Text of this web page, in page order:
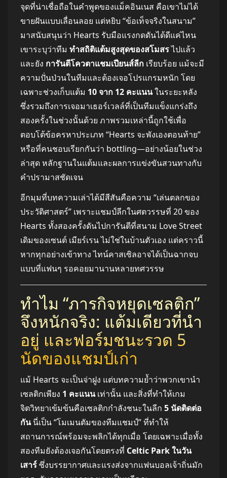
จุดที่น่าเชื่อถือในคำพูดของแม็คอินเนส คือเขาไม่ได้
ขายฝันแบบเลื่อนลอย แต่หยิบ “ข้อเท็จจริงในสนาม”
มาสนับสนุนว่า Hearts รับมือแรงกดดันได้ดีแค่ไหน
เขาระบุว่าทีม ทำสถิติแต้มสูงสุดของสโมสรไปแล้ว
และยัง การันตีโควตาแชมเปียนส์ลีก เรียบร้อย แม้จะมี
ความปั่นป่วนในทีมและต้องเจอโปรแกรมหนัก โดย
เฉพาะช่วงเก็บแต้ม 10 จาก 12 คะแนนในระยะหลัง
ซึ่งรวมถึงการเจอมาเธอร์เวลล์ที่เป็นทีมแข็งแกร่งถึง
สองครั้งในช่วงนั้นด้วย ภาพรวมเหล่านี้ถูกใช้เพื่อ
ตอบโต้ข้อครหาประเภท “Hearts จะพังเองตอนท้าย”
หรือที่คนชอบเรียกกันว่า bottling—อย่างน้อยในช่วง
ล่าสุด หลักฐานในแต้มและผลการแข่งขันสวนทางกับ
คำปรามาสชัดเจน
อีกมุมที่บทความเล่าได้มีสีสันคือความ “เล่นตลกของ
ประวัติศาสตร์” เพราะแชมป์ลีกในศตวรรษที่ 20 ของ
Hearts ทั้งสองครั้งดันไปการันตีที่สนาม Love Street
เดิมของเซนต์ เมียร์เรน ไม่ใช่ในบ้านตัวเอง แต่คราวนี้
หากทุกอย่างเข้าทาง ไทน์คาสเซิลอาจได้เป็นฉากจบ
แบบที่แฟนๆ รอคอยมานานหลายทศวรรษ
ทำไม “ภารกิจหยุดเซลติก”
จึงหนักจริง: แต้มเดียวที่นำ
อยู่ และฟอร์มชนะรวด 5
นัดของแชมป์เก่า
แม้ Hearts จะเป็นจ่าฝูง แต่บทความย้ำว่าพวกเขานำ
เซลติกเพียง 1 คะแนนเท่านั้น และสิ่งที่ทำให้เกม
จิตวิทยาเข้มข้นคือเซลติกกำลังชนะในลีก 5 นัดติดต่อ
กันนี่เป็น “โมเมนตัมของทีมแชมป์” ที่ทำให้
สถานการณ์พร้อมจะพลิกได้ทุกเมื่อ โดยเฉพาะเมื่อทั้ง
สองทีมยังต้องเจอกันโดยตรงที่ Celtic Park ในวัน
เสาร์ซึ่งบรรยากาศและแรงส่งจากแฟนบอลเจ้าถิ่นมัก